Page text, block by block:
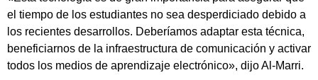
el tiempo de los estudiantes no sea desperdiciado debido a
los recientes desarrollos. Deberíamos adaptar esta técnica,
beneficiarnos de la infraestructura de comunicación y activar
todos los medios de aprendizaje electrónico», dijo Al-Marri.